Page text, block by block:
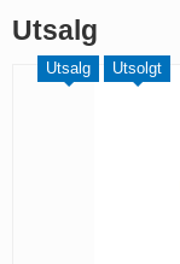
Utsalg
Utsalg Utsolgt